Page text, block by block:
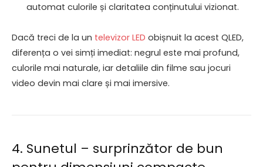
automat culorile și claritatea conținutului vizionat.
Dacă treci de la un televizor LED obișnuit la acest QLED,
diferența o vei simți imediat: negrul este mai profund,
culorile mai naturale, iar detaliile din filme sau jocuri
video devin mai clare și mai imersive.
4. Sunetul – surprinzător de bun